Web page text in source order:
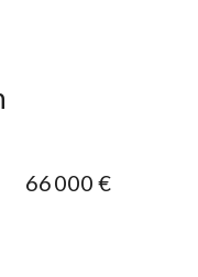
66 000 €